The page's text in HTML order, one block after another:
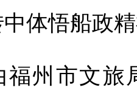
体悟船政
福州市文旅